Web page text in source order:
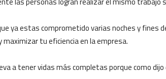
ya estas comprometido varias noches y fines
maximizar tu eficiencia en la empresa.
a tener vidas más completas porque como dijo